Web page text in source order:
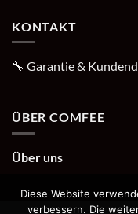
KONTAKT
🔧 Garantie &
ÜBER COMFEE
Über uns
Diese Website
verbessern. Die